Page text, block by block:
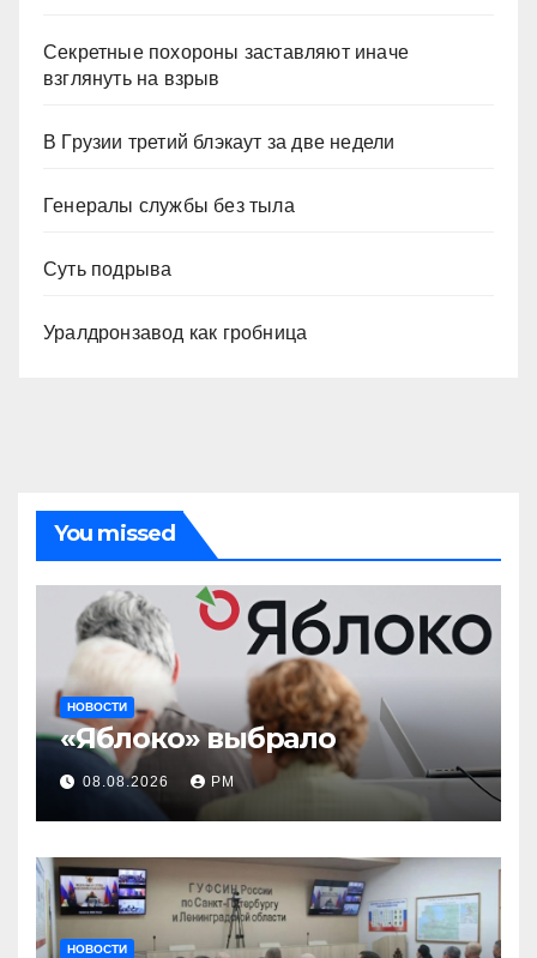
Секретные похороны заставляют иначе
взглянуть на взрыв
В Грузии третий блэкаут за две недели
Генералы службы без тыла
Суть подрыва
Уралдронзавод как гробница
You missed
НОВОСТИ
«Яблоко» выбрало
08.08.2026 РМ
НОВОСТИ